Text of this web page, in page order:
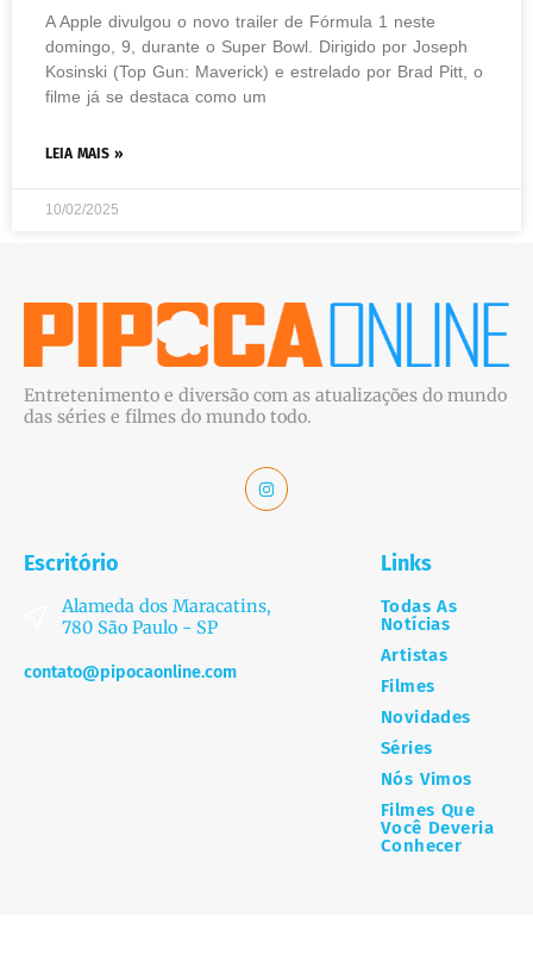
A Apple divulgou o novo trailer de Fórmula 1 neste
domingo, 9, durante o Super Bowl. Dirigido por Joseph
Kosinski (Top Gun: Maverick) e estrelado por Brad Pitt, o
filme já se destaca como um
LEIA MAIS »
10/02/2025
Entretenimento e diversão com as atualizações do mundo
das séries e filmes do mundo todo.
Escritório
Alameda dos Maracatins,
780 São Paulo - SP
contato@pipocaonline.com
Links
Todas As
Notícias
Artistas
Filmes
Novidades
Séries
Nós Vimos
Filmes Que
Você Deveria
Conhecer